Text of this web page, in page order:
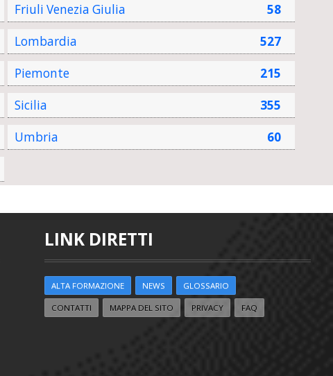
Friuli Venezia Giulia
58
Lombardia
527
Piemonte
215
Sicilia
355
Umbria
60
LINK DIRETTI
ALTA FORMAZIONE NEWS GLOSSARIO
CONTATTI MAPPA DEL SITO PRIVACY FAQ